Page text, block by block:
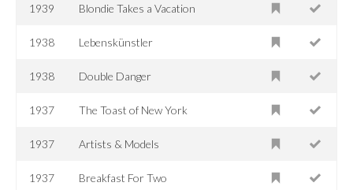
1939 Blondie Takes a Vacation
1938 Lebenskünstler
1938 Double Danger
1937 The Toast of New York
1937 Artists & Models
1937 Breakfast For Two